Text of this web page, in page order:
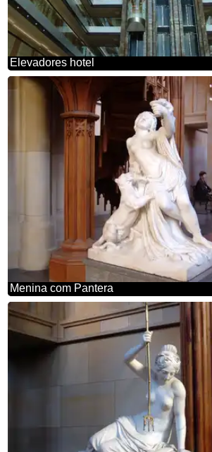
Elevadores hotel
Menina com Pantera